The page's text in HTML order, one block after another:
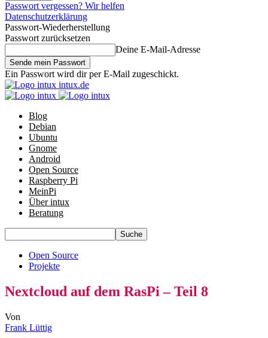
Passwort vergessen? Wir helfen
Datenschutzerklärung
Passwort-Wiederherstellung
Passwort zurücksetzen
Deine E-Mail-Adresse
Ein Passwort wird dir per E-Mail zugeschickt.
intux.de
Blog
Debian
Ubuntu
Gnome
Android
Open Source
Raspberry Pi
MeinPi
Über intux
Beratung
Open Source
Projekte
Nextcloud auf dem RasPi – Teil 8
Von
Frank Lüttig